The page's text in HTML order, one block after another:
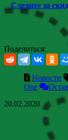
Следите за
Поделиться:
Новости
One
20.02.2020